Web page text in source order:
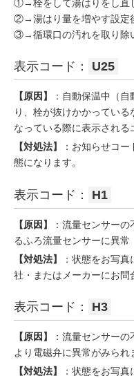
①→栓をして湯はりをし直
②→湯はり量を増やす設定
③→循環口の汚れを取り除
表示コード： U25
【原因】
：自動保温中（
り、栓が抜けかかってい
なっている際に表示される
【対処法】
：お知らせコ
態になります。
表示コード： H1
【原因】
：流量センサー
るふろ流量センサーに異常
【対処法】
：状態をお写
社・またはメーカーにお問
表示コード： H3
【原因】
：流量センサー
より電磁弁に異常がみられ
【対処法】
：状態をお写